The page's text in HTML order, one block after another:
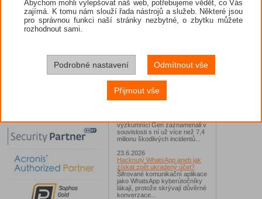
26.6.2026
ESET: S příchodem léta
zaplavují Česko falešné mobilní
Chase Home App či Candy
Race Launcher. Hlavním cílem
útočníků bylo v tomto případě
Polsko, následováno Českem a
Slovenskem...
24.6.2026
výzkumníci Gen zaznamenali v
souvislosti s ní už více než 7,4
milionu škodlivých incidentů...
23.6.2026
Hacknutý WhatsApp aneb jak
získat zpět ukradený účet?
Šifrované komunikační aplikace
jako WhatsApp kyberútočníky
lákají, protože skrývají důvěrné
konverzace...
Abychom mohli vylepšovat náš web, potřebujeme vědět, co Vás
zajímá. K tomu nám slouží řada nástrojů a služeb. Některé jsou
pro správnou funkci naší stránky nezbytné, o zbytku můžete
rozhodnout sami.
Podrobné nastavení Odmítnout vše
Přijmout vše